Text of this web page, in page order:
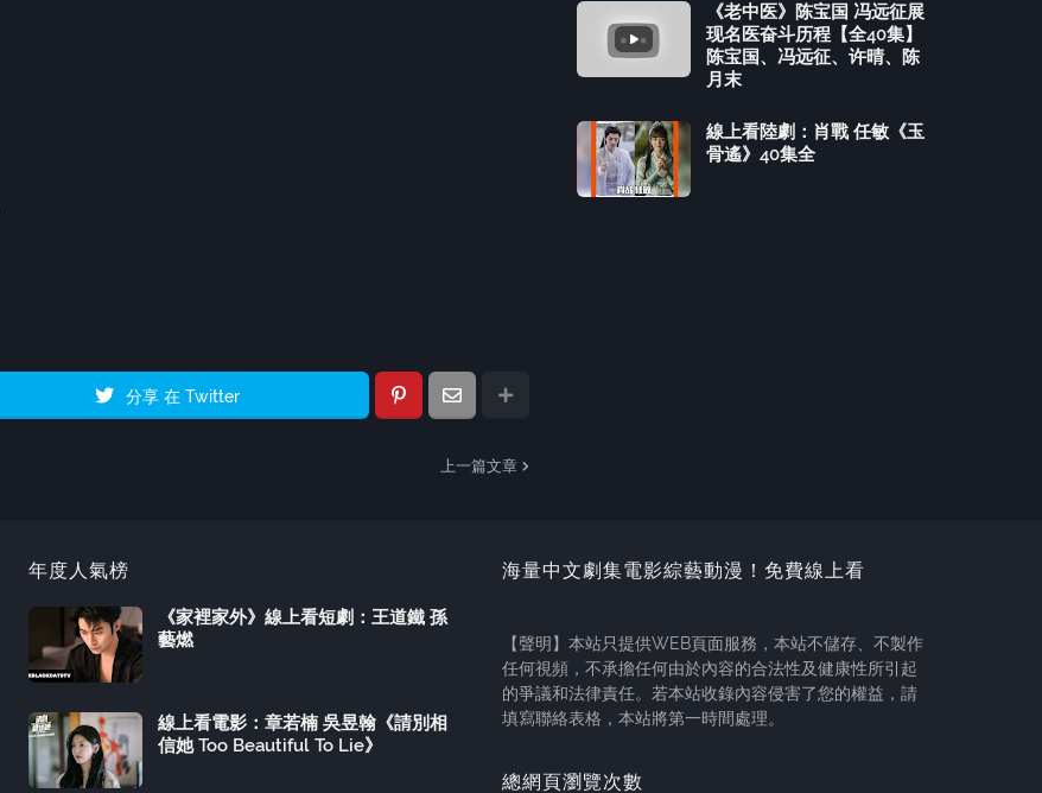
分享 在 Twitter
上一篇文章
《老中医》陈宝国 冯远征展
现名医奋斗历程【全40集】
陈宝国、冯远征、许晴、陈
月末
線上看陸劇：肖戰 任敏《玉
骨遙》40集全
年度人氣榜
《家裡家外》線上看短劇：王道鐵 孫
藝燃
線上看電影：章若楠 吳昱翰《請別相
信她 Too Beautiful To Lie》
海量中文劇集電影綜藝動漫！免費線上看
【聲明】本站只提供WEB頁面服務，本站不儲存、不製作
任何視頻，不承擔任何由於內容的合法性及健康性所引起
的爭議和法律責任。若本站收錄內容侵害了您的權益，請
填寫聯絡表格，本站將第一時間處理。
總網頁瀏覽次數